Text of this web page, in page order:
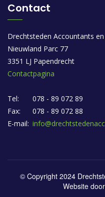
Contact
Drechtsteden Accountants
Nieuwland Parc 77
3351 LJ Papendrecht
Contactpagina
Tel:
078 - 89 072 89
Fax:
078 - 89 072 88
E-mail:
© Copyright 2024
Website